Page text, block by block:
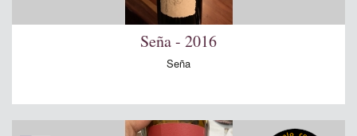
Seña - 2016
Seña